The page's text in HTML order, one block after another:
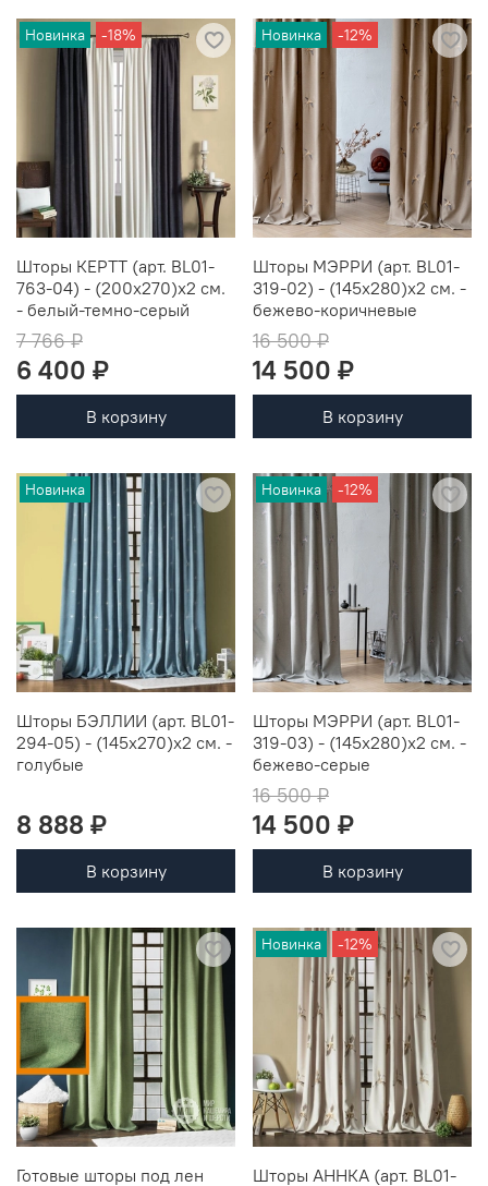
Новинка -18%
Шторы КЕРТТ (арт. BL01-
763-04) - (200х270)х2 см.
- белый-темно-серый
7 766 ₽
6 400 ₽
В корзину
Новинка -12%
Шторы МЭРРИ (арт. BL01-
319-02) - (145х280)х2 см. -
бежево-коричневые
16 500 ₽
14 500 ₽
В корзину
Новинка
Шторы БЭЛЛИИ (арт. BL01-
294-05) - (145х270)х2 см. -
голубые
8 888 ₽
В корзину
Новинка -12%
Шторы МЭРРИ (арт. BL01-
319-03) - (145х280)х2 см. -
бежево-серые
16 500 ₽
14 500 ₽
В корзину
Готовые шторы под лен
Новинка -12%
Шторы АННКА (арт. BL01-